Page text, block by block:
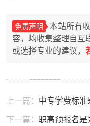
免责声明
本站所有
容，均收集整理自互
或选择专业的建议，
上一篇： 中专学费标
下一篇： 职高预报名是